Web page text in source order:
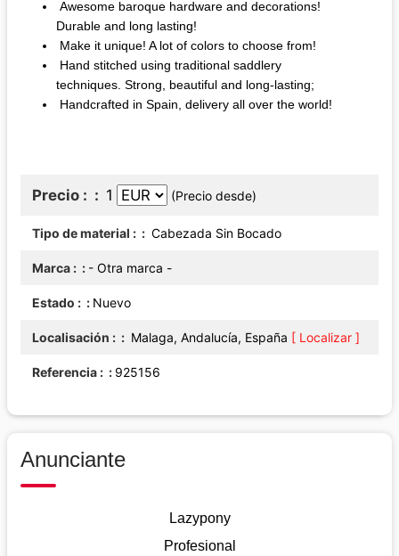
Awesome baroque hardware and decorations!
Durable and long lasting!
Make it unique! A lot of colors to choose from!
Hand stitched using traditional saddlery
techniques. Strong, beautiful and long-lasting;
Handcrafted in Spain, delivery all over the world!
Precio : 1 (Precio desde)
Tipo de material : Cabezada Sin Bocado
Marca : - Otra marca -
Estado : Nuevo
Localisación : Malaga, Andalucía, España [ Localizar ]
Referencia : 925156
Anunciante
Lazypony
Profesional